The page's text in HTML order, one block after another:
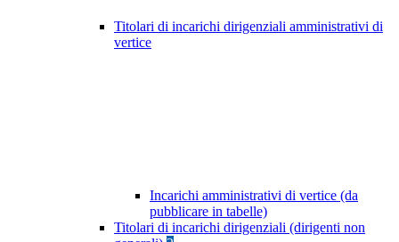
Titolari di incarichi dirigenziali amministrativi di
vertice
Incarichi amministrativi di vertice (da
pubblicare in tabelle)
Titolari di incarichi dirigenziali (dirigenti non